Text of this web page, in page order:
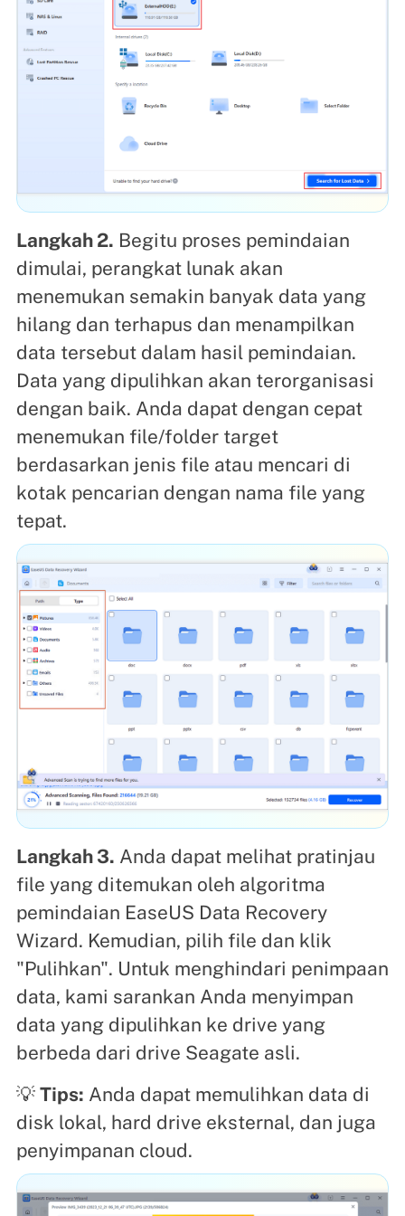
Langkah 2. Begitu proses pemindaian
dimulai, perangkat lunak akan
menemukan semakin banyak data yang
hilang dan terhapus dan menampilkan
data tersebut dalam hasil pemindaian.
Data yang dipulihkan akan terorganisasi
dengan baik. Anda dapat dengan cepat
menemukan file/folder target
berdasarkan jenis file atau mencari di
kotak pencarian dengan nama file yang
tepat.
Langkah 3. Anda dapat melihat pratinjau
file yang ditemukan oleh algoritma
pemindaian EaseUS Data Recovery
Wizard. Kemudian, pilih file dan klik
"Pulihkan". Untuk menghindari penimpaan
data, kami sarankan Anda menyimpan
data yang dipulihkan ke drive yang
berbeda dari drive Seagate asli.
💡 Tips: Anda dapat memulihkan data di
disk lokal, hard drive eksternal, dan juga
penyimpanan cloud.